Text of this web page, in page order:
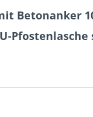
Betonanker